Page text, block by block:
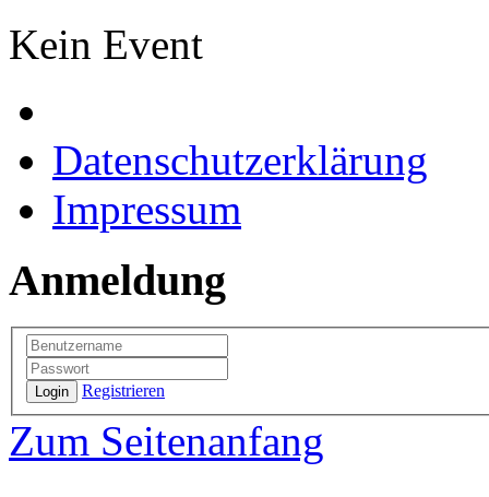
Kein Event
Datenschutzerklärung
Impressum
Anmeldung
Login Registrieren
Zum Seitenanfang